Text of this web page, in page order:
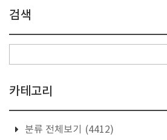
검색
카테고리
분류 전체보기 (4412)